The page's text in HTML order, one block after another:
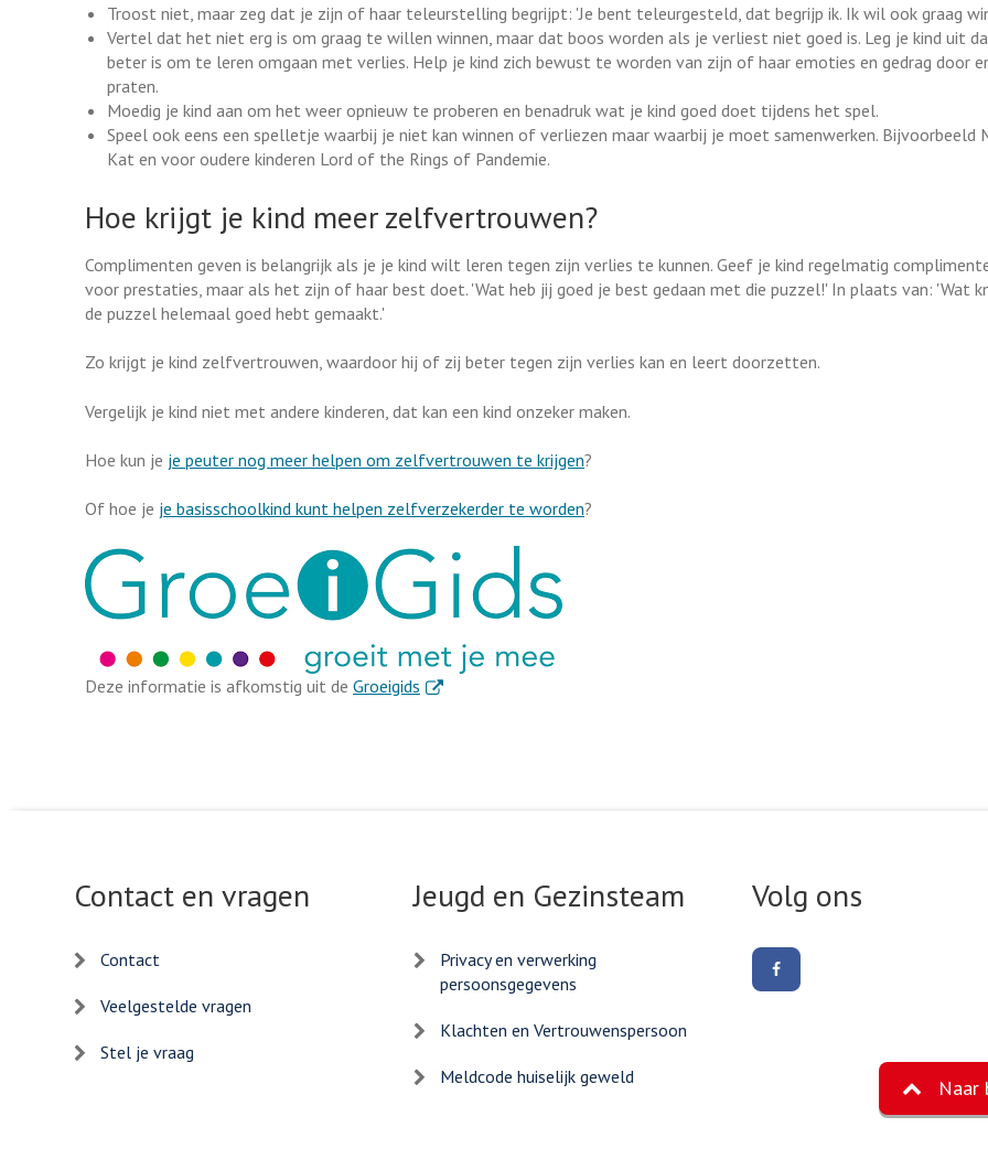
Troost niet, maar zeg dat je zijn of haar teleurstelling begrijpt: 'Je bent teleurgesteld, dat begrijp ik. Ik wil ook graag
Vertel dat het niet erg is om graag te willen winnen, maar dat boos worden als je verliest niet goed is. Leg je kind uit
beter is om te leren omgaan met verlies. Help je kind zich bewust te worden van zijn of haar emoties en gedrag door
praten.
Moedig je kind aan om het weer opnieuw te proberen en benadruk wat je kind goed doet tijdens het spel.
Speel ook eens een spelletje waarbij je niet kan winnen of verliezen maar waarbij je moet samenwerken. Bijvoorbeeld
Kat en voor oudere kinderen Lord of the Rings of Pandemie.
Hoe krijgt je kind meer zelfvertrouwen?
Complimenten geven is belangrijk als je je kind wilt leren tegen zijn verlies te kunnen. Geef je kind regelmatig
voor prestaties, maar als het zijn of haar best doet. 'Wat heb jij goed je best gedaan met die puzzel!' In plaats van: 'Wat
de puzzel helemaal goed hebt gemaakt.'
Zo krijgt je kind zelfvertrouwen, waardoor hij of zij beter tegen zijn verlies kan en leert doorzetten.
Vergelijk je kind niet met andere kinderen, dat kan een kind onzeker maken.
Hoe kun je je peuter nog meer helpen om zelfvertrouwen te krijgen?
Of hoe je je basisschoolkind kunt helpen zelfverzekerder te worden?
Deze informatie is afkomstig uit de Groeigids . Externe link
Contact en vragen
Contact
Veelgestelde vragen
Stel je vraag
Jeugd en Gezinsteam
Privacy en verwerking
persoonsgegevens
Klachten en Vertrouwenspersoon
Meldcode huiselijk geweld
Volg ons
ons
Naar